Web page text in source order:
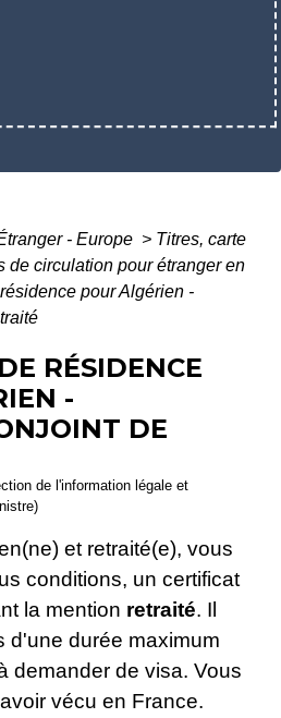
- Europe > Titres, carte
de circulation pour étranger en
pour Algérien -
RÉSIDENCE
-
DE
de l'information légale et
et retraité(e), vous
conditions, un certificat
la mention retraité. Il
d'une durée maximum
demander de visa. Vous
vécu en France.